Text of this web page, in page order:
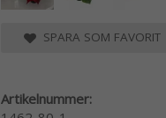
SPARA SOM FAVORIT
Artikelnummer: